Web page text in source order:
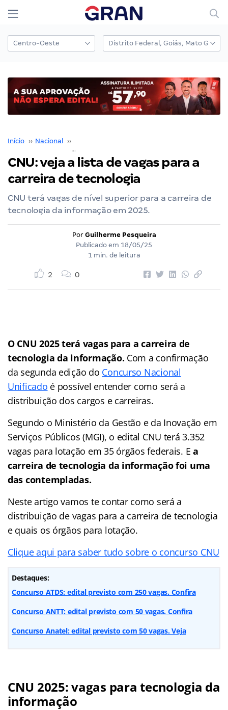
Início ›› Nacional ››
CNU: veja a lista de vagas para a
carreira de tecnologia
CNU terá vagas de nível superior para a carreira de
tecnologia da informação em 2025.
Por Guilherme Pesqueira
Publicado em 18/05/25
1 min. de leitura
2 0
O CNU 2025 terá vagas para a carreira de
tecnologia da informação. Com a confirmação
da segunda edição do Concurso Nacional
Unificado é possível entender como será a
distribuição dos cargos e carreiras.
Segundo o Ministério da Gestão e da Inovação em
Serviços Públicos (MGI), o edital CNU terá 3.352
vagas para lotação em 35 órgãos federais. Ea
carreira de tecnologia da informação foi uma
das contempladas.
Neste artigo vamos te contar como será a
distribuição de vagas para a carreira de tecnologia
e quais os órgãos para lotação.
Clique aqui para saber tudo sobre o concurso CNU
Destaques:
Concurso ATDS: edital previsto com 250 vagas. Confira
Concurso ANTT: edital previsto com 50 vagas. Confira
Concurso Anatel: edital previsto com 50 vagas. Veja
CNU 2025: vagas para tecnologia da
informação